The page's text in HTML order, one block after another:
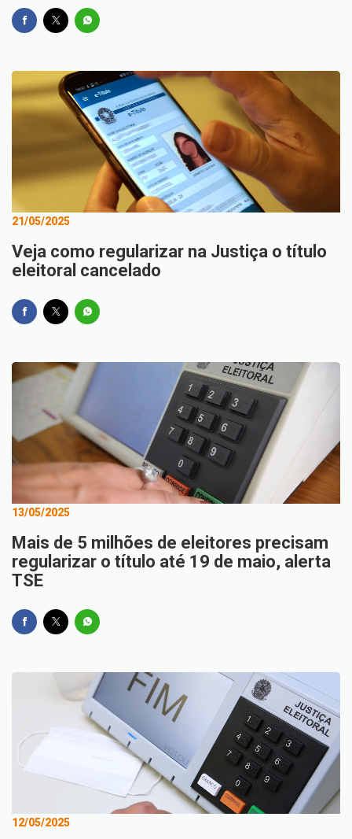
21/05/2025
Veja como regularizar na Justiça o título
eleitoral cancelado
13/05/2025
Mais de 5 milhões de eleitores precisam
regularizar o título até 19 de maio, alerta
TSE
12/05/2025